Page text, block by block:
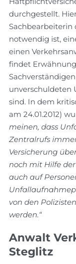
durchgestellt.
Sachbearbeiterin
notwendig ist,
einen
findet
unverschuldeten
sind. In dem
am 24.01.2012)
meinen, dass
Zentralrufs
Versicherung
noch mit Hilfe
auch auf
von den
werden.“
Anwalt
Steglitz